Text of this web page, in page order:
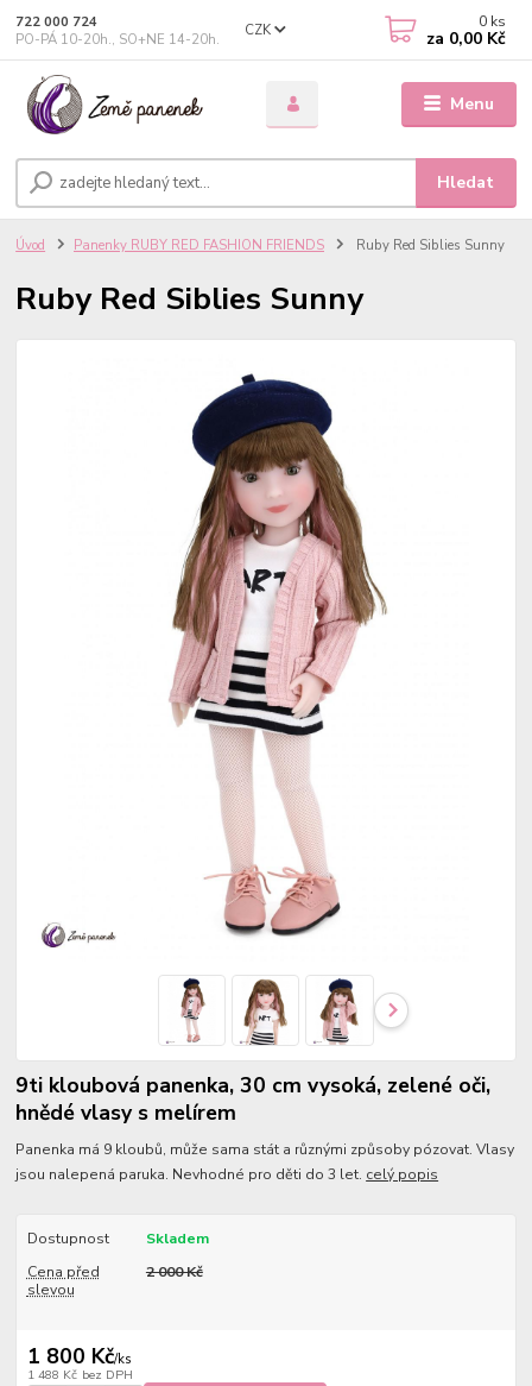
Menu
CZK
Hledat
722 000 724
PO-PÁ 10-20h., SO+NE 14-20h.
0 ks
za 0,00 Kč
Úvod Panenky RUBY RED FASHION FRIENDS Ruby Red Siblies Sunny
Ruby Red Siblies Sunny
9ti kloubová panenka, 30 cm vysoká, zelené oči,
hnědé vlasy s melírem
Panenka má 9 kloubů, může sama stát a různými způsoby pózovat. Vlasy
jsou nalepená paruka. Nevhodné pro děti do 3 let. celý popis
Dostupnost
Skladem
Cena před
slevou
2 000 Kč
1 800 Kč/ks
1 488 Kč bez DPH